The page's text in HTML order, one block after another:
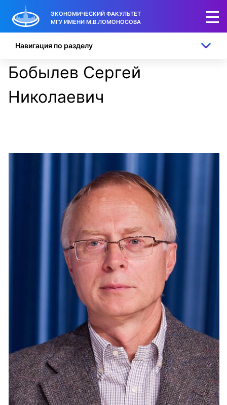
ЭКОНОМИЧЕСКИЙ ФАКУЛЬТЕТ
МГУ ИМЕНИ М.В.ЛОМОНОСОВА
Бобылев Сергей
Николаевич
Навигация по разделу